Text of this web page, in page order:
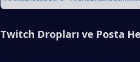
Twitch Dropları ve Posta